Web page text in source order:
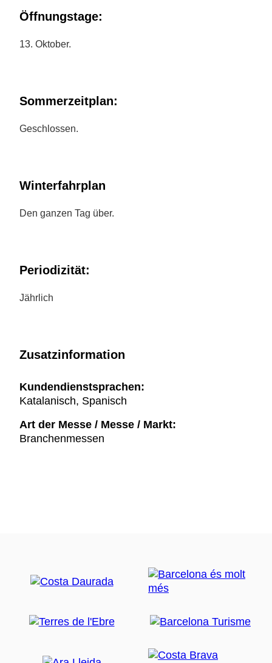
Öffnungstage:
13. Oktober.
Sommerzeitplan:
Geschlossen.
Winterfahrplan
Den ganzen Tag über.
Periodizität:
Jährlich
Zusatzinformation
Kundendienstsprachen:
Katalanisch, Spanisch
Art der Messe / Messe / Markt:
Branchenmessen